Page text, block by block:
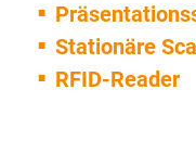
Stationäre
RFID-Reader